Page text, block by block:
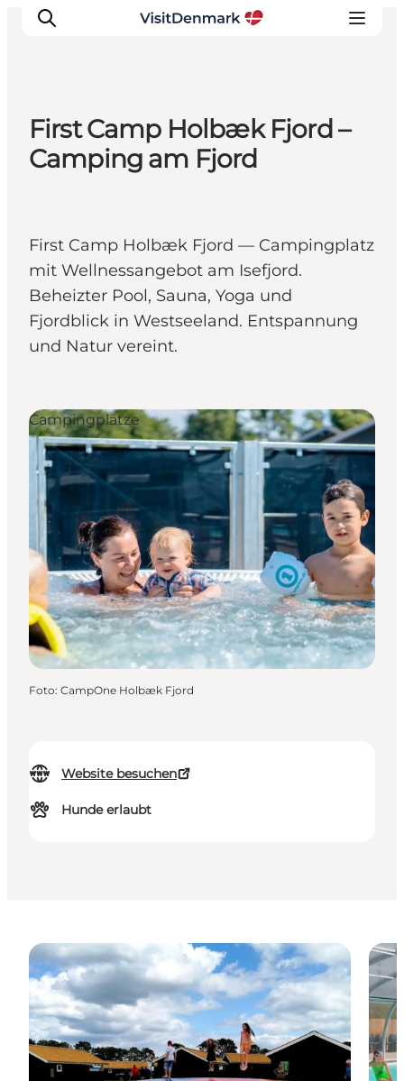
Inspiration
Regionen
Reiseplanung
First Camp Holbæk Fjord –
Camping am Fjord
First Camp Holbæk Fjord — Campingplatz
mit Wellnessangebot am Isefjord.
Beheizter Pool, Sauna, Yoga und
Fjordblick in Westseeland. Entspannung
und Natur vereint.
Website besuchen
Hunde erlaubt
Campingplätze
Foto: CampOne Holbæk Fjord